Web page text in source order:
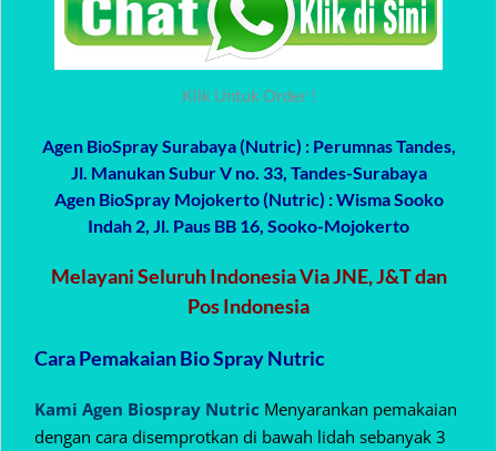
Klik Untuk Order !
Agen BioSpray Surabaya (Nutric) : Perumnas Tandes,
Jl. Manukan Subur V no. 33, Tandes-Surabaya
Agen BioSpray Mojokerto (Nutric) : Wisma Sooko
Indah 2, Jl. Paus BB 16, Sooko-Mojokerto
Melayani Seluruh Indonesia Via JNE, J&T dan
Pos Indonesia
Cara Pemakaian Bio Spray Nutric
Kami Agen Biospray Nutric Menyarankan pemakaian
dengan cara disemprotkan di bawah lidah sebanyak 3